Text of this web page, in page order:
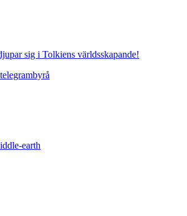
sig i Tolkiens världsskapande!
earth